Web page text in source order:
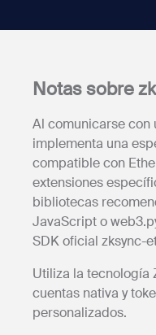
Notas sobre
Al comunicarse con
implementa una
compatible con
extensiones
bibliotecas
JavaScript o
SDK oficial zksync-
Utiliza la tecnología
cuentas nativa y
personalizados.